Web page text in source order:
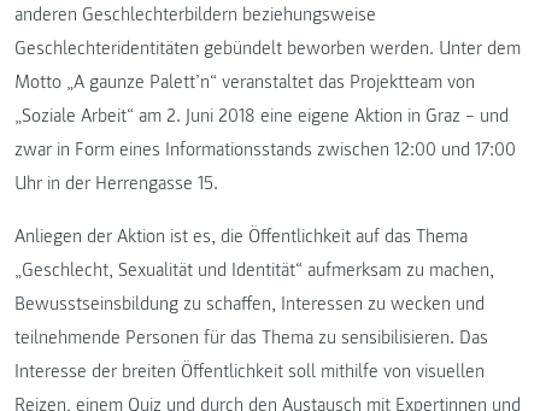
anderen Geschlechterbildern beziehungsweise
Geschlechteridentitäten gebündelt beworben werden. Unter dem
Motto „A gaunze Palett’n“ veranstaltet das Projektteam von
„Soziale Arbeit“ am 2. Juni 2018 eine eigene Aktion in Graz – und
zwar in Form eines Informationsstands zwischen 12:00 und 17:00
Uhr in der Herrengasse 15.
Anliegen der Aktion ist es, die Öffentlichkeit auf das Thema
„Geschlecht, Sexualität und Identität“ aufmerksam zu machen,
Bewusstseinsbildung zu schaffen, Interessen zu wecken und
teilnehmende Personen für das Thema zu sensibilisieren. Das
Interesse der breiten Öffentlichkeit soll mithilfe von visuellen
Reizen, einem Quiz und durch den Austausch mit Expertinnen und